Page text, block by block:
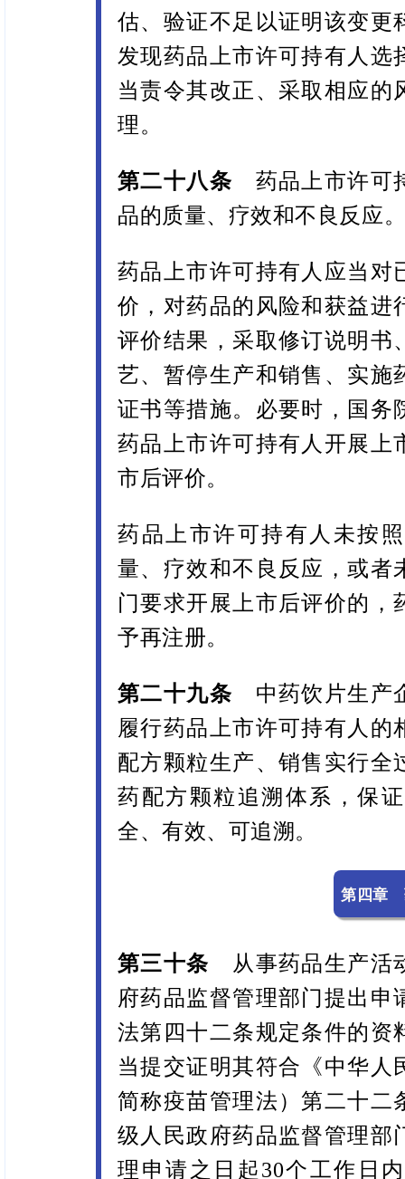
估、验证不足以证明该变更
发现药品上市许可持有人选
当责令其改正、采取相应的
理。
第二十八条 药品上市许可
品的质量、疗效和不良反应
药品上市许可持有人应当对
价，对药品的风险和获益进
评价结果，采取修订说明书
艺、暂停生产和销售、实施
证书等措施。必要时，国务
药品上市许可持有人开展上
市后评价。
药品上市许可持有人未按
量、疗效和不良反应，或者
门要求开展上市后评价的，
予再注册。
第二十九条 中药饮片生产
履行药品上市许可持有人
配方颗粒生产、销售实行全
药配方颗粒追溯体系，保
全、有效、可追溯。
第四章
第三十条
从事药品生产活
府药品监督管理部门提出申
法第四十二条规定条件的资
当提交证明其符合《中华人
简称疫苗管理法）第二十二
级人民政府药品监督管理部
理申请之日起30个工作日